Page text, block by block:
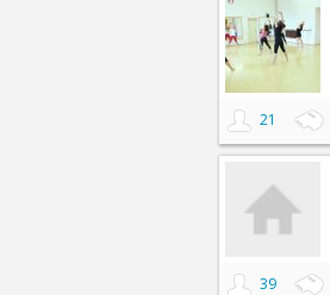
21
39